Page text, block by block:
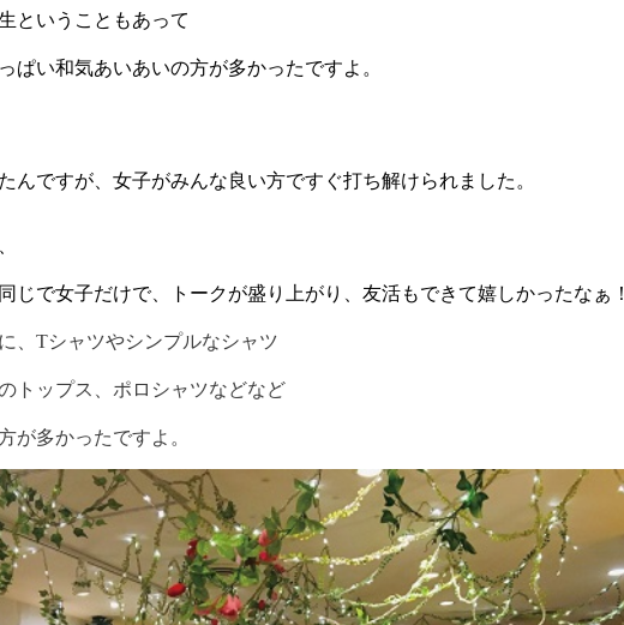
ということもあって
ぱい和気あいあいの方が多かったですよ。
んですが、女子がみんな良い方ですぐ打ち解けられました。
じで女子だけで、トークが盛り上がり、友活もできて嬉しかったなぁ！
、 Tシャツやシンプルなシャツ
トップス、ポロシャツなどなど
が多かったですよ。